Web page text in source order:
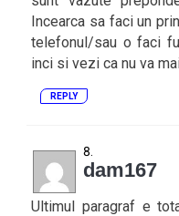
Incearca sa faci un
telefonul/sau o faci
inci si vezi ca nu va
REPLY
dam167
Ultimul paragraf e